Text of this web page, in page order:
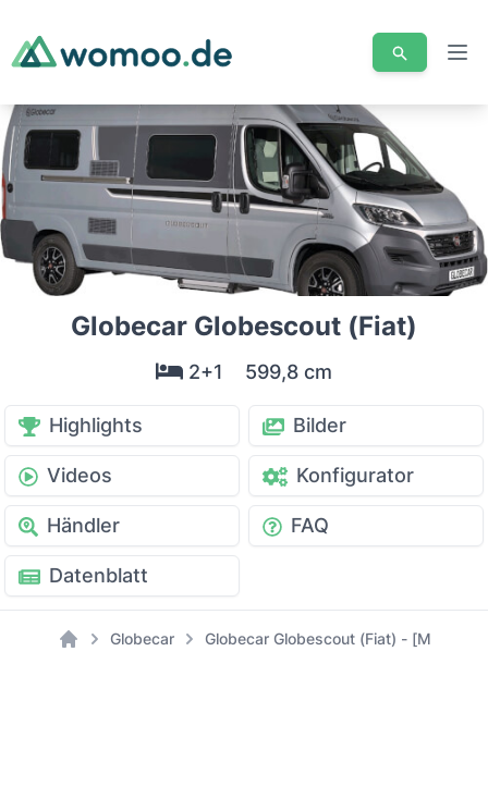
Globecar Globescout (Fiat)
2+1 599,8 cm
Highlights Bilder
Videos Konfigurator
Händler FAQ
Datenblatt
Globecar Globecar Globescout (Fiat) - [Modell: